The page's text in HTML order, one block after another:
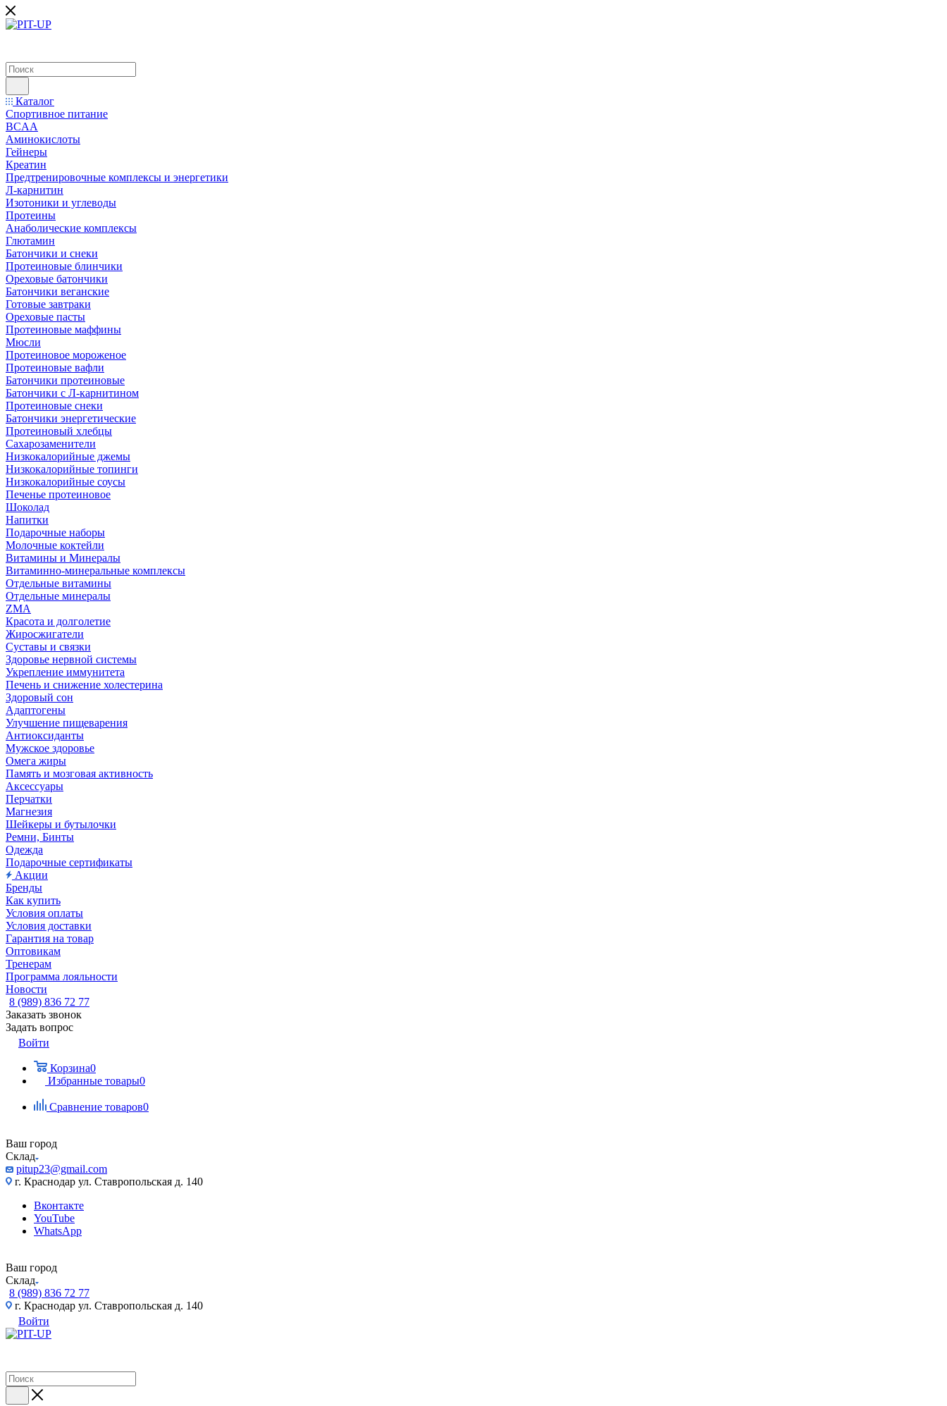
Каталог
Спортивное питание
BCAA
Аминокислоты
Гейнеры
Креатин
Предтренировочные комплексы и энергетики
Л-карнитин
Изотоники и углеводы
Протеины
Анаболические комплексы
Глютамин
Батончики и снеки
Протеиновые блинчики
Ореховые батончики
Батончики веганские
Готовые завтраки
Ореховые пасты
Протеиновые маффины
Мюсли
Протеиновое мороженое
Протеиновые вафли
Батончики протеиновые
Батончики с Л-карнитином
Протеиновые снеки
Батончики энергетические
Протеиновый хлебцы
Сахарозаменители
Низкокалорийные джемы
Низкокалорийные топинги
Низкокалорийные соусы
Печенье протеиновое
Шоколад
Напитки
Подарочные наборы
Молочные коктейли
Витамины и Минералы
Витаминно-минеральные комплексы
Отдельные витамины
Отдельные минералы
ZMA
Красота и долголетие
Жиросжигатели
Суставы и связки
Здоровье нервной системы
Укрепление иммунитета
Печень и снижение холестерина
Здоровый сон
Адаптогены
Улучшение пищеварения
Антиоксиданты
Мужское здоровье
Омега жиры
Память и мозговая активность
Аксессуары
Перчатки
Магнезия
Шейкеры и бутылочки
Ремни, Бинты
Одежда
Подарочные сертификаты
Акции
Бренды
Как купить
Условия оплаты
Условия доставки
Гарантия на товар
Оптовикам
Тренерам
Программа лояльности
Новости
8 (989) 836 72 77
Заказать звонок
Задать вопрос
Войти
Корзина0
Избранные товары0
Сравнение товаров0
Ваш город
Склад
pitup23@gmail.com
г. Краснодар ул. Ставропольская д. 140
Вконтакте
YouTube
WhatsApp
Ваш город
Склад
8 (989) 836 72 77
г. Краснодар ул. Ставропольская д. 140
Войти